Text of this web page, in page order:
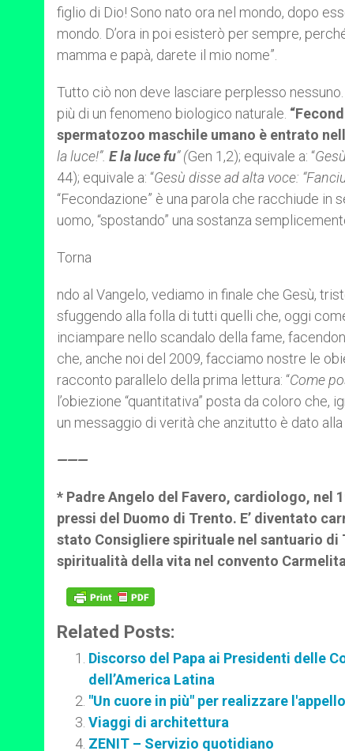
figlio di Dio! Sono nato ora nel mondo, dopo
mondo. D’ora in poi esisterò per sempre,
mamma e papà, darete il mio nome”.
Tutto ciò non deve lasciare perplesso
più di un fenomeno biologico naturale.
spermatozoo maschile umano è entrato
la luce!”. E la luce fu” (Gen 1,2); equivale a: “
44); equivale a: “Gesù disse ad alta voce:
“Fecondazione” è una parola che racchiude in
uomo, “spostando” una sostanza
Torna
ndo al Vangelo, vediamo in finale che Gesù,
sfuggendo alla folla di tutti quelli che, oggi
inciampare nello scandalo della fame,
che, anche noi del 2009, facciamo nostre le
racconto parallelo della prima lettura: “Come
l’obiezione “quantitativa” posta da coloro che,
un messaggio di verità che anzitutto è dato
———
* Padre Angelo del Favero, cardiologo, nel
pressi del Duomo di Trento. E’ diventato
stato Consigliere spirituale nel santuario
spiritualità della vita nel convento
Related Posts:
Discorso del Papa ai Presidenti delle
dell’America Latina
"Un cuore in più" per realizzare
Viaggi di architettura
ZENIT – Servizio quotidiano